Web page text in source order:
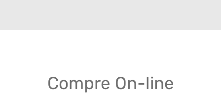
Compre On-line